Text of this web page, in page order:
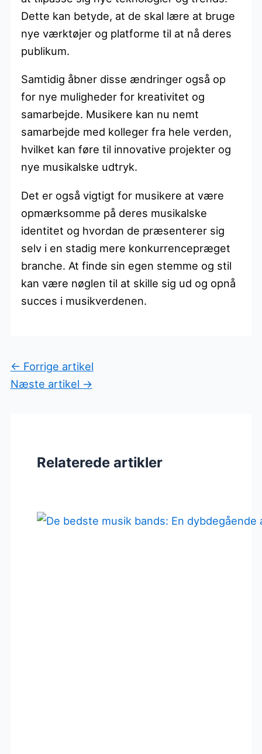
Dette kan betyde, at de skal lære at bruge
nye værktøjer og platforme til at nå deres
publikum.
Samtidig åbner disse ændringer også op
for nye muligheder for kreativitet og
samarbejde. Musikere kan nu nemt
samarbejde med kolleger fra hele verden,
hvilket kan føre til innovative projekter og
nye musikalske udtryk.
Det er også vigtigt for musikere at være
opmærksomme på deres musikalske
identitet og hvordan de præsenterer sig
selv i en stadig mere konkurrencepræget
branche. At finde sin egen stemme og stil
kan være nøglen til at skille sig ud og opnå
succes i musikverdenen.
← Forrige artikel
Næste artikel →
Relaterede artikler